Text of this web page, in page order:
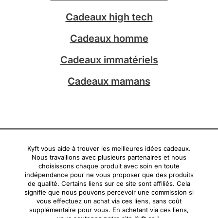
a
m
Cadeaux high tech
Cadeaux homme
Cadeaux immatériels
Cadeaux mamans
Kyft vous aide à trouver les meilleures idées cadeaux.
Nous travaillons avec plusieurs partenaires et nous
choisissons chaque produit avec soin en toute
indépendance pour ne vous proposer que des produits
de qualité. Certains liens sur ce site sont affiliés. Cela
signifie que nous pouvons percevoir une commission si
vous effectuez un achat via ces liens, sans coût
supplémentaire pour vous. En achetant via ces liens,